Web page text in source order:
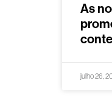
As
julho 26,